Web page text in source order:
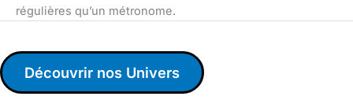
régulières qu’un métronome.
Découvrir nos Univers